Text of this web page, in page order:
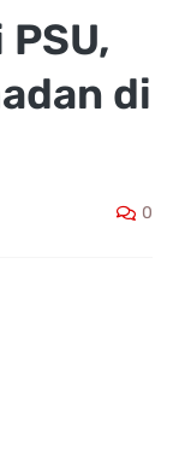
di
0